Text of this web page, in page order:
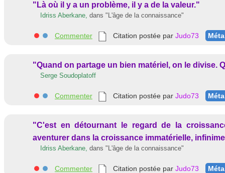
"Là où il y a un problème, il y a de la valeur."
Idriss Aberkane, dans "L'âge de la connaissance"
Commenter Citation postée par Judo73 Méta
"Quand on partage un bien matériel, on le divise.
Serge Soudoplatoff
Commenter Citation postée par Judo73 Méta
"C'est en détournant le regard de la
aventurer dans la croissance immatérielle,
Idriss Aberkane, dans "L'âge de la connaissance"
Commenter Citation postée par Judo73 Méta